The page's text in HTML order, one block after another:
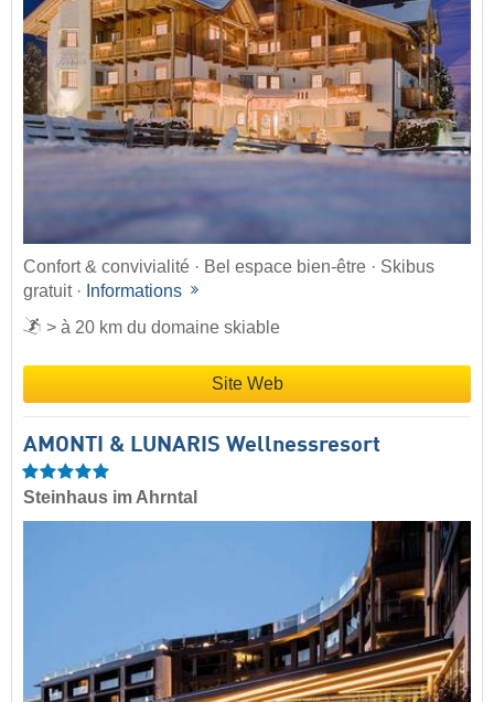
Confort & convivialité · Bel espace bien-être · Skibus
gratuit · Informations
> à 20 km du domaine skiable
Site Web
AMONTI & LUNARIS Wellnessresort
Steinhaus im Ahrntal